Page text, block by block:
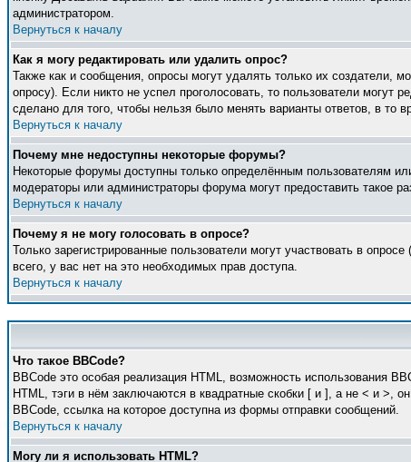
администратором.
Вернуться к началу
Как я могу редактировать или удалить опрос?
Также как и сообщения, опросы могут удалять только их создатели,
опросу). Если никто не успел проголосовать, то пользователи могут
сделано для того, чтобы нельзя было менять варианты ответов, в то
Вернуться к началу
Почему мне недоступны некоторые форумы?
Некоторые форумы доступны только определённым пользователям
модераторы или администраторы форума могут предоставить такое
Вернуться к началу
Почему я не могу голосовать в опросе?
Только зарегистрированные пользователи могут участвовать в
всего, у вас нет на это необходимых прав доступа.
Вернуться к началу
Что такое BBCode?
BBCode это особая реализация HTML, возможность использования
HTML, тэги в нём заключаются в квадратные скобки [ и ], а не < и >,
BBCode, ссылка на которое доступна из формы отправки сообщений.
Вернуться к началу
Могу ли я использовать HTML?